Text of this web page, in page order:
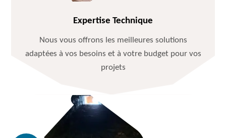
Expertise Technique
Nous vous offrons les meilleures solutions
adaptées à vos besoins et à votre budget pour vos
projets